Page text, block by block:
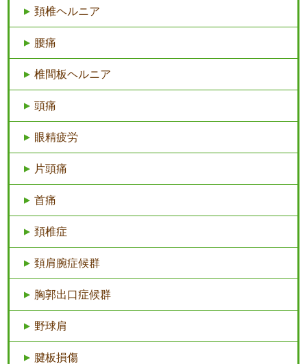
頚椎ヘルニア
腰痛
椎間板ヘルニア
頭痛
眼精疲労
片頭痛
首痛
頚椎症
頚肩腕症候群
胸郭出口症候群
野球肩
腱板損傷